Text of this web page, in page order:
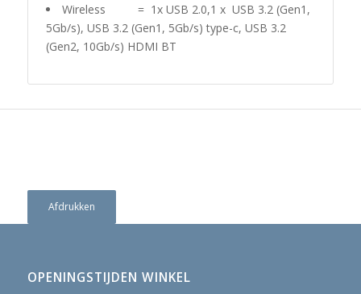
Wireless = 1x USB 2.0,1 x USB 3.2 (Gen1,
5Gb/s), USB 3.2 (Gen1, 5Gb/s) type-c, USB 3.2
(Gen2, 10Gb/s) HDMI BT
Afdrukken
OPENINGSTIJDEN WINKEL